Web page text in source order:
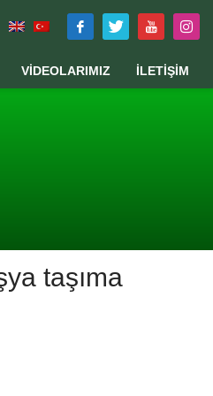
VİDEOLARIMIZ İLETİŞİM
taşıma